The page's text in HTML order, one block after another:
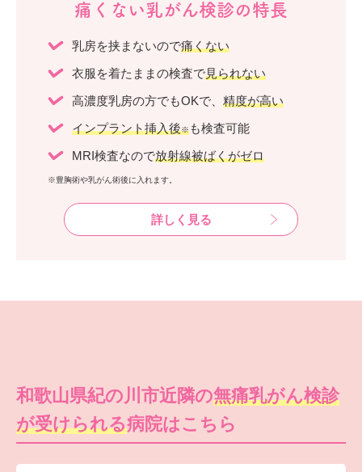
痛くない乳がん検診の特長
乳房を挟まないので痛くない
衣服を着たままの検査で見られない
高濃度乳房の方でもOKで、 精度が高い
インプラント挿入後※ も検査可能
MRI検査なので放射線被ばくがゼロ
※豊胸術や乳がん術後に入れます。
詳しく見る
和歌山県紀の川市近隣の無痛乳がん検診
が受けられる病院はこちら